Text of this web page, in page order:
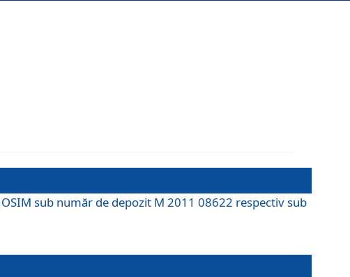
sub număr de depozit M 2011 08622 respectiv sub